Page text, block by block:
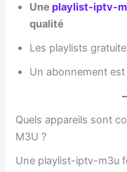
Une playlist-iptv-
qualité
Les playlists
Un abonnement
Quels appareils sont
M3U ?
Une playlist-iptv-m3u